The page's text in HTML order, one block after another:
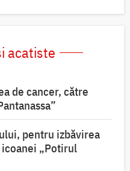
acatiste
de cancer, către
pentru izbăvirea
„Potirul